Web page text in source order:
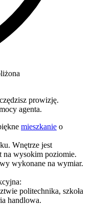
prowizję.
agenta.
mieszkanie o
Wnętrze jest
na wysokim poziomie.
wykonane na wymiar.
politechnika, szkoła
handlowa.